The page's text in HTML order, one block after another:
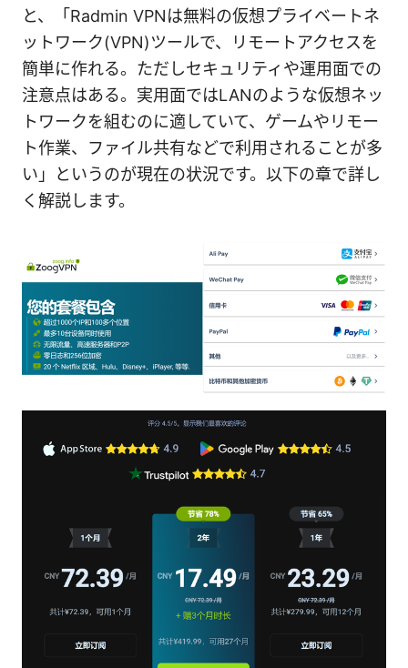
と、「Radmin VPNは無料の仮想プライベートネ
ットワーク(VPN)ツールで、リモートアクセスを
簡単に作れる。ただしセキュリティや運用面での
注意点はある。実用面ではLANのような仮想ネッ
トワークを組むのに適していて、ゲームやリモー
ト作業、ファイル共有などで利用されることが多
い」というのが現在の状況です。以下の章で詳し
く解説します。